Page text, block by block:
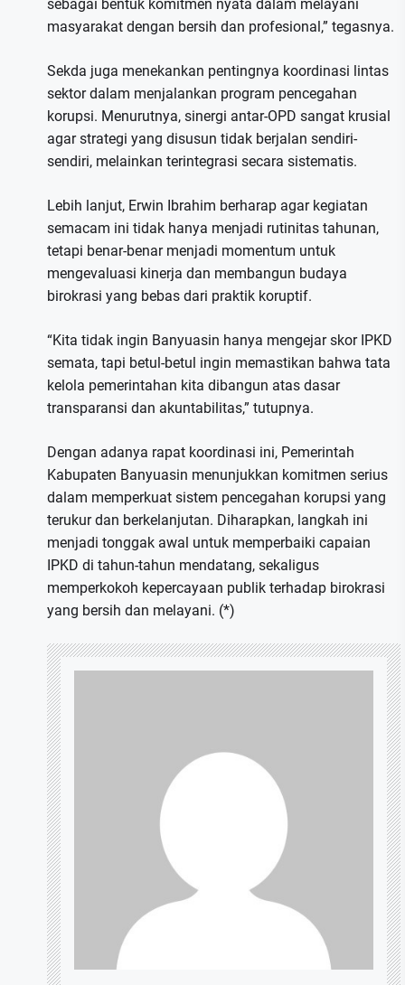
sebagai bentuk komitmen nyata dalam melayani
masyarakat dengan bersih dan profesional,” tegasnya.
Sekda juga menekankan pentingnya koordinasi lintas
sektor dalam menjalankan program pencegahan
korupsi. Menurutnya, sinergi antar-OPD sangat krusial
agar strategi yang disusun tidak berjalan sendiri-
sendiri, melainkan terintegrasi secara sistematis.
Lebih lanjut, Erwin Ibrahim berharap agar kegiatan
semacam ini tidak hanya menjadi rutinitas tahunan,
tetapi benar-benar menjadi momentum untuk
mengevaluasi kinerja dan membangun budaya
birokrasi yang bebas dari praktik koruptif.
“Kita tidak ingin Banyuasin hanya mengejar skor IPKD
semata, tapi betul-betul ingin memastikan bahwa tata
kelola pemerintahan kita dibangun atas dasar
transparansi dan akuntabilitas,” tutupnya.
Dengan adanya rapat koordinasi ini, Pemerintah
Kabupaten Banyuasin menunjukkan komitmen serius
dalam memperkuat sistem pencegahan korupsi yang
terukur dan berkelanjutan. Diharapkan, langkah ini
menjadi tonggak awal untuk memperbaiki capaian
IPKD di tahun-tahun mendatang, sekaligus
memperkokoh kepercayaan publik terhadap birokrasi
yang bersih dan melayani. (*)